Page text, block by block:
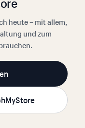
heute – mit allem,
und zum